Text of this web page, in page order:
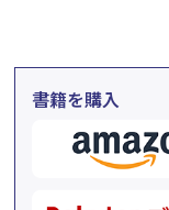
書籍を購入